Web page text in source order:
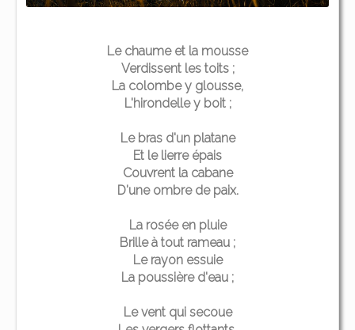
Le chaume et la mousse
Verdissent les toits ;
La colombe y glousse,
L'hirondelle y boit ;
Le bras d'un platane
Et le lierre épais
Couvrent la cabane
D'une ombre de paix.
La rosée en pluie
Brille à tout rameau ;
Le rayon essuie
La poussière d'eau ;
Le vent qui secoue